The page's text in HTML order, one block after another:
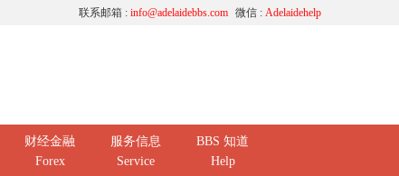
微信 : Adelaidehelp
联系邮箱 : info@adelaidebbs.com
财经金融
Forex
服务信息
Service
BBS 知道
Help